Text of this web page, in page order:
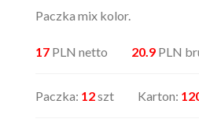
Paczka mix kolor.
17 PLN netto 20.9 PLN
Paczka: 12szt Karton: